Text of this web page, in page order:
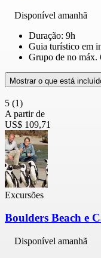
Disponível amanhã
Duração: 9h
Guia turístico em
Grupo de no máx.
Mostrar o que está
5 (1)
A partir de
US$ 109,71
Excursões
Boulders Beach e
Disponível amanhã